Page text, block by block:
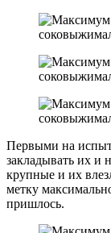
Первыми на
закладывать их и
крупные и их
метку
пришлось.